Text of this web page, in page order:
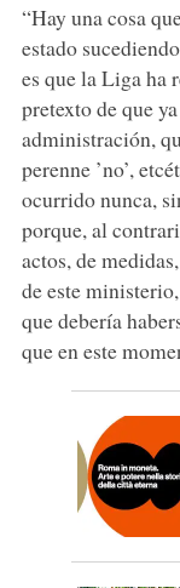
“Hay una cosa
estado
es que la Liga ha
pretexto de que
administración,
perenne ’no’,
ocurrido nunca,
porque, al
actos, de
de este
que debería
que en este